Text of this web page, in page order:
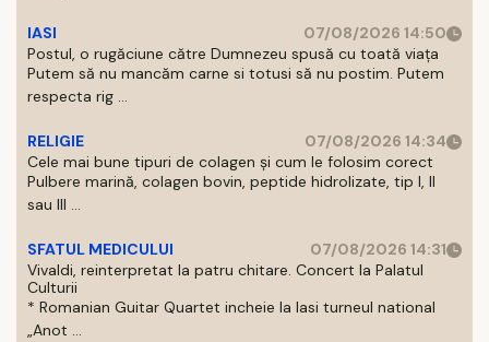
IASI
07/08/2026 14:50
Postul, o rugăciune către Dumnezeu spusă cu toată viața
Putem să nu mancăm carne si totusi să nu postim. Putem
respecta rig ...
RELIGIE
07/08/2026 14:34
Cele mai bune tipuri de colagen și cum le folosim corect
Pulbere marină, colagen bovin, peptide hidrolizate, tip I, II
sau III ...
SFATUL MEDICULUI
07/08/2026 14:31
Vivaldi, reinterpretat la patru chitare. Concert la Palatul
Culturii
* Romanian Guitar Quartet incheie la Iasi turneul national
„Anot ...